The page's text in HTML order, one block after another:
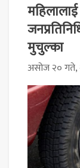
मुचुल्का
असोज २०